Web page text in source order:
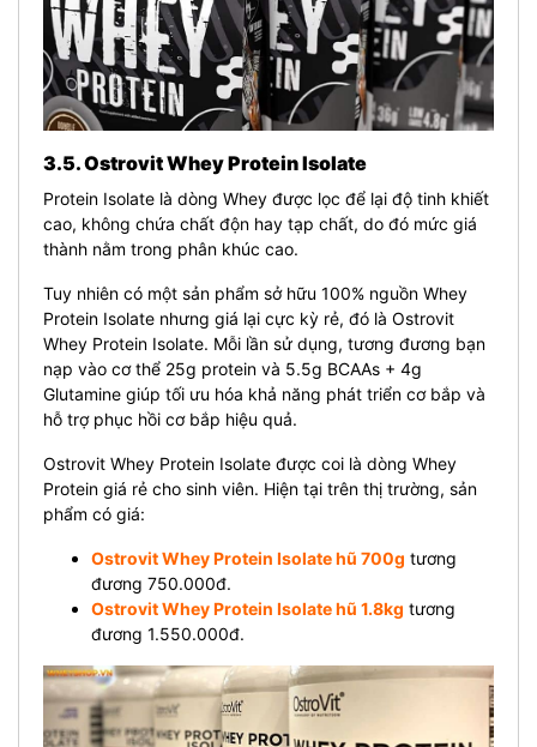
3.5. Ostrovit Whey Protein Isolate
Protein Isolate là dòng Whey được lọc để lại độ tinh khiết
cao, không chứa chất độn hay tạp chất, do đó mức giá
thành nằm trong phân khúc cao.
Tuy nhiên có một sản phẩm sở hữu 100% nguồn Whey
Protein Isolate nhưng giá lại cực kỳ rẻ, đó là Ostrovit
Whey Protein Isolate. Mỗi lần sử dụng, tương đương bạn
nạp vào cơ thể 25g protein và 5.5g BCAAs + 4g
Glutamine giúp tối ưu hóa khả năng phát triển cơ bắp và
hỗ trợ phục hồi cơ bắp hiệu quả.
Ostrovit Whey Protein Isolate được coi là dòng Whey
Protein giá rẻ cho sinh viên. Hiện tại trên thị trường, sản
phẩm có giá:
Ostrovit Whey Protein Isolate hũ 700g tương
đương 750.000đ.
Ostrovit Whey Protein Isolate hũ 1.8kg tương
đương 1.550.000đ.